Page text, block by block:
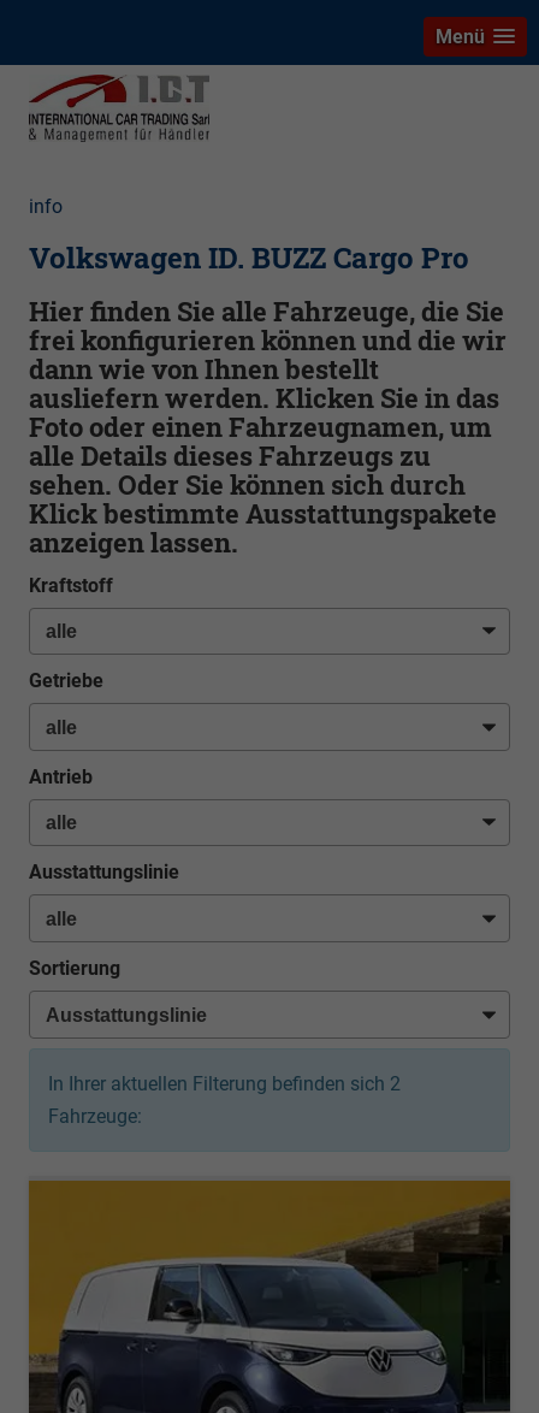
Menü
info
Volkswagen ID. BUZZ Cargo Pro
Hier finden Sie alle Fahrzeuge, die Sie
frei konfigurieren können und die wir
dann wie von Ihnen bestellt
ausliefern werden. Klicken Sie in das
Foto oder einen Fahrzeugnamen, um
alle Details dieses Fahrzeugs zu
sehen. Oder Sie können sich durch
Klick bestimmte Ausstattungspakete
anzeigen lassen.
Kraftstoff
Getriebe
Antrieb
Ausstattungslinie
Sortierung
In Ihrer aktuellen Filterung befinden sich 2
Fahrzeuge: